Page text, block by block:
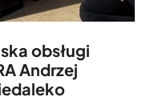
obsługi
Andrzej